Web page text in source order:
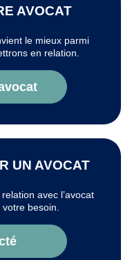
AVOCAT
le mieux parmi
en relation.
UN AVOCAT
avec l’avocat
besoin.